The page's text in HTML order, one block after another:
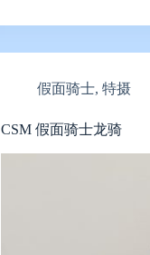
假面骑士,特摄
CSM 假面骑士龙骑